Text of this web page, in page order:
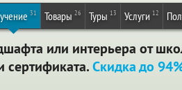
31 Товары 26 Туры 13 Услуги 12
или интерьера от
сертификата.Скидка до